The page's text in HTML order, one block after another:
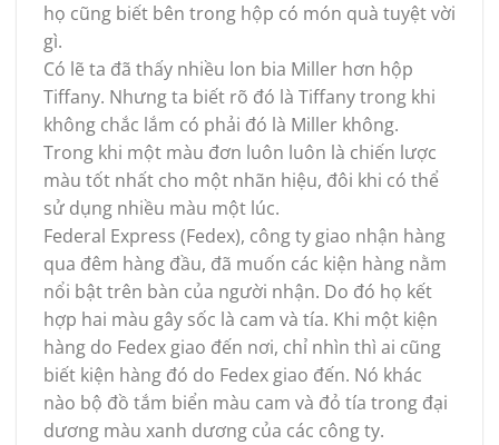
họ cũng biết bên trong hộp có món quà tuyệt vời
gì.
Có lẽ ta đã thấy nhiều lon bia Miller hơn hộp
Tiffany. Nhưng ta biết rõ đó là Tiffany trong khi
không chắc lắm có phải đó là Miller không.
Trong khi một màu đơn luôn luôn là chiến lược
màu tốt nhất cho một nhãn hiệu, đôi khi có thể
sử dụng nhiều màu một lúc.
Federal Express (Fedex), công ty giao nhận hàng
qua đêm hàng đầu, đã muốn các kiện hàng nằm
nổi bật trên bàn của người nhận. Do đó họ kết
hợp hai màu gây sốc là cam và tía. Khi một kiện
hàng do Fedex giao đến nơi, chỉ nhìn thì ai cũng
biết kiện hàng đó do Fedex giao đến. Nó khác
nào bộ đồ tắm biển màu cam và đỏ tía trong đại
dương màu xanh dương của các công ty.